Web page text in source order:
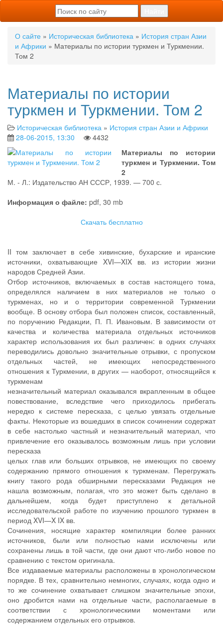
О сайте » Историческая библиотека » История стран Азии
и Африки » Материалы по истории туркмен и Туркмении.
Том 2
Материалы по истории
туркмен и Туркмении. Том 2
Историческая библиотека » История стран Азии и Африки
28-06-2015, 13:30
4432
Материалы по истории
туркмен и Туркмении. Том
2
М. - Л.: Издательство АН СССР, 1939. — 700 с.
Информация о файле: pdf, 30 mb
Скачать бесплатно
II том заключает в себе хивинские, бухарские и иранские
источники, охватывающие XVI—XIX вв. из истории жизни
народов Средней Азии.
Отбор источников, включаемых в состав настоящего тома,
определялся наличием в них материалов не только о
туркменах, но и о территории современной Туркмении
вообще. В основу отбора был положен список, составленный,
по поручению Редакции, П. П. Ивановым. В зависимости от
качества и количества материала отдельных источников
характер использования их был различен: в одних случаях
переводились довольно значительные отрывки, с пропуском
отдельных частей, не имеющих непосредственного
отношения к Туркмении, в других — наоборот, относящийся к
туркменам
незначительный материал оказывался вкрапленным в общее
повествование, вследствие чего приходилось прибегать
нередко к системе пересказа, с целью увязать отдельные
факты. Некоторые из вошедших в список сочинении содержат
в себе настолько частный и незначительный материал, что
привлечение его оказывалось возможным лишь при условии
пересказа
целых глав или больших отрывков, не имеющих по своему
содержанию прямого отношения к туркменам. Перегружать
книгу такого рода обширными пересказами Редакция не
нашла возможным, полагая, что это может быть сделано в
дальнейшем, когда будет приступлено к детальной
исследовательской работе по изучению прошлого туркмен в
период XVI—X IX вв.
Сочинения, носящие характер компиляции более ранних
источников, были или полностью нами исключены или
сохранены лишь в той части, где они дают что-либо новое по
сравнению с текстом оригинала.
Все издаваемые материалы расположены в хронологическом
порядке. В тех, сравнительно немногих, случаях, когда одно и
то же сочинение охватывает слишком значительные эпохи,
оно дробится нами на отдельные части, располагаемые в
соответствии с хронологическими моментами или
содержанием отдельных его отрывков.